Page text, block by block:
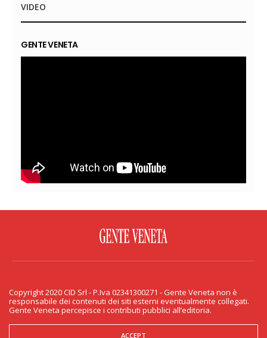
VIDEO
GENTE VENETA
PRIVACY & COOKIE
Copyright 2020 CID Srl - P.Iva 02341300271 - Gente Veneta non è responsabile
dei contenuti dei siti esterni eventualmente collegati. Gente Veneta percepisce
i contributi pubblici all’editoria.
Copyright 2020 CID Srl - P.Iva 02341300271 - Gente Veneta non è
responsabile dei contenuti dei siti esterni eventualmente collegati.
Gente Veneta percepisce i contributi pubblici all’editoria.
ACCEPT